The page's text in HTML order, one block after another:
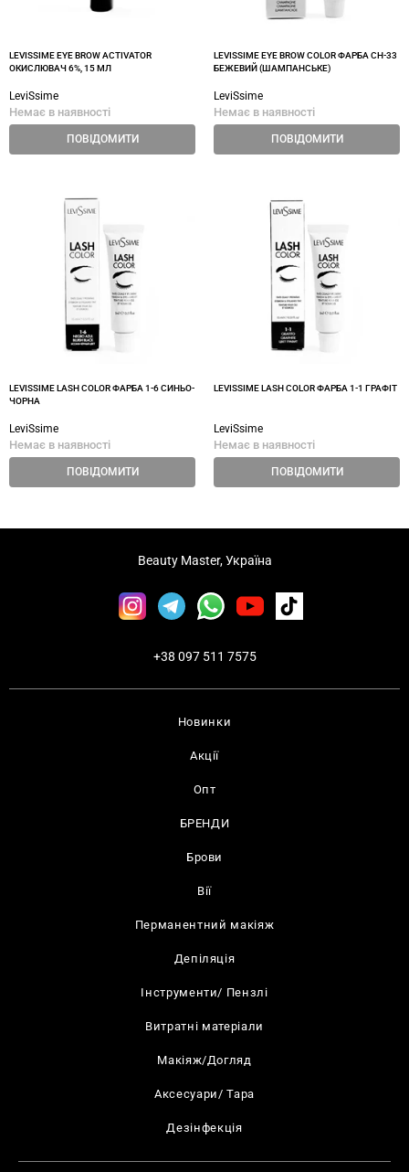
LEVISSIME EYE BROW ACTIVATOR
ОКИСЛЮВАЧ 6%, 15 МЛ
LeviSsime
Немає в наявності
ПОВІДОМИТИ
LEVISSIME EYE BROW COLOR ФАРБА CH-33
БЕЖЕВИЙ (ШАМПАНСЬКЕ)
LeviSsime
Немає в наявності
ПОВІДОМИТИ
LEVISSIME LASH COLOR ФАРБА 1-6 СИНЬО-
ЧОРНА
LeviSsime
Немає в наявності
ПОВІДОМИТИ
LEVISSIME LASH COLOR ФАРБА 1-1 ГРАФІТ
LeviSsime
Немає в наявності
ПОВІДОМИТИ
Новинки
Акції
Опт
БРЕНДИ
Брови
Вії
Перманентний макіяж
Депіляція
Інструменти/ Пензлі
Витратні матеріали
Макіяж/Догляд
Аксесуари/ Тара
Дезінфекція
Beauty Master, Україна
+38 097 511 7575